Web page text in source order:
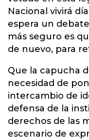
Nacional vivirá
espera un
más seguro es
de nuevo, para
Que la capucha
necesidad de
intercambio de
defensa de la
derechos de las
escenario de